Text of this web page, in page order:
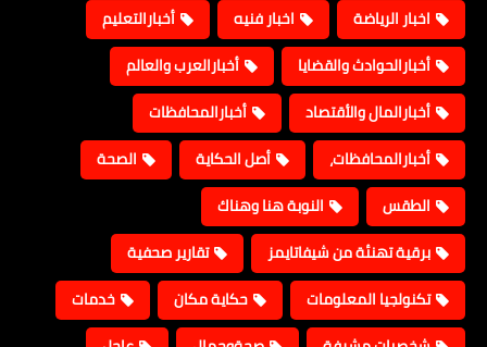
اخبار الرياضة اخبار فنيه
أخبارالتعليم
أخبارالحوادث والقضايا
أخبارالعرب والعالم
أخبارالمال والأقتصاد
أخبارالمحافظات
أخبارالمحافظات،
أصل الحكاية
الصحة
الطقس
النوبة هنا وهناك
برقية تهنئة من شيفاتايمز
تقارير صحفية
تكنولجيا المعلومات
حكاية مكان
خدمات